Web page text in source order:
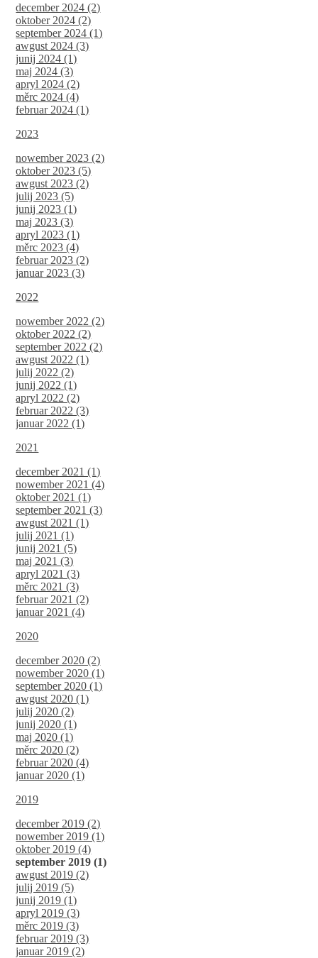
december 2024 (2)
oktober 2024 (2)
september 2024 (1)
awgust 2024 (3)
junij 2024 (1)
maj 2024 (3)
apryl 2024 (2)
měrc 2024 (4)
februar 2024 (1)
2023
nowember 2023 (2)
oktober 2023 (5)
awgust 2023 (2)
julij 2023 (5)
junij 2023 (1)
maj 2023 (3)
apryl 2023 (1)
měrc 2023 (4)
februar 2023 (2)
januar 2023 (3)
2022
nowember 2022 (2)
oktober 2022 (2)
september 2022 (2)
awgust 2022 (1)
julij 2022 (2)
junij 2022 (1)
apryl 2022 (2)
februar 2022 (3)
januar 2022 (1)
2021
december 2021 (1)
nowember 2021 (4)
oktober 2021 (1)
september 2021 (3)
awgust 2021 (1)
julij 2021 (1)
junij 2021 (5)
maj 2021 (3)
apryl 2021 (3)
měrc 2021 (3)
februar 2021 (2)
januar 2021 (4)
2020
december 2020 (2)
nowember 2020 (1)
september 2020 (1)
awgust 2020 (1)
julij 2020 (2)
junij 2020 (1)
maj 2020 (1)
měrc 2020 (2)
februar 2020 (4)
januar 2020 (1)
2019
december 2019 (2)
nowember 2019 (1)
oktober 2019 (4)
september 2019 (1)
awgust 2019 (2)
julij 2019 (5)
junij 2019 (1)
apryl 2019 (3)
měrc 2019 (3)
februar 2019 (3)
januar 2019 (2)